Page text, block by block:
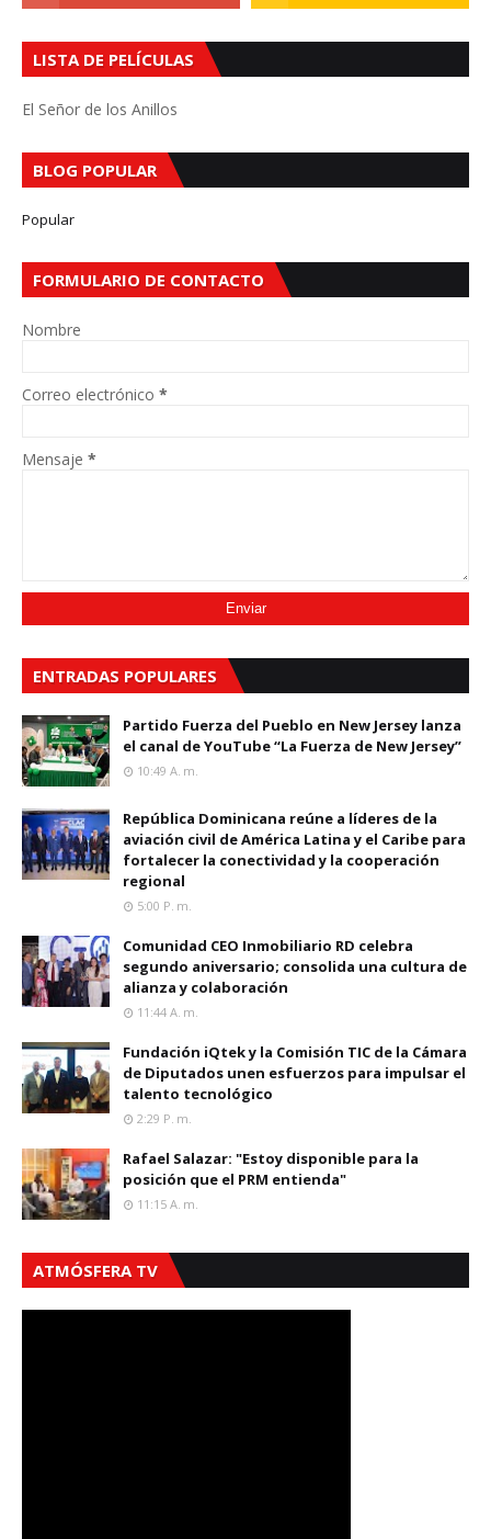
LISTA DE PELÍCULAS
El Señor de los Anillos
BLOG POPULAR
Popular
FORMULARIO DE CONTACTO
Nombre
Correo electrónico *
Mensaje *
ENTRADAS POPULARES
Partido Fuerza del Pueblo en New Jersey lanza
el canal de YouTube “La Fuerza de New Jersey”
10:49 A. M.
República Dominicana reúne a líderes de la
aviación civil de América Latina y el Caribe para
fortalecer la conectividad y la cooperación
regional
5:00 P. M.
Comunidad CEO Inmobiliario RD celebra
segundo aniversario; consolida una cultura de
alianza y colaboración
11:44 A. M.
Fundación iQtek y la Comisión TIC de la Cámara
de Diputados unen esfuerzos para impulsar el
talento tecnológico
2:29 P. M.
Rafael Salazar: "Estoy disponible para la
posición que el PRM entienda"
11:15 A. M.
ATMÓSFERA TV